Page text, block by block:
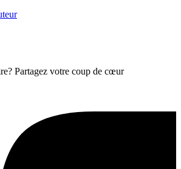
Partagez votre coup de cœur